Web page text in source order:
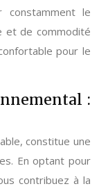
constamment le
et de commodité
pour le
:
constitue une
En optant pour
contribuez à la